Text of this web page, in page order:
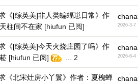
《[综英美]非人类蝙蝠崽日常》作
柱间不在家 [hiufun 已阅] 2026-3-7
《[综英美]今天火烧庄园了吗》作
[hiufun 已阅] 2 2026-6-4
《北宋灶房小丫鬟》作者：夏槐蝉